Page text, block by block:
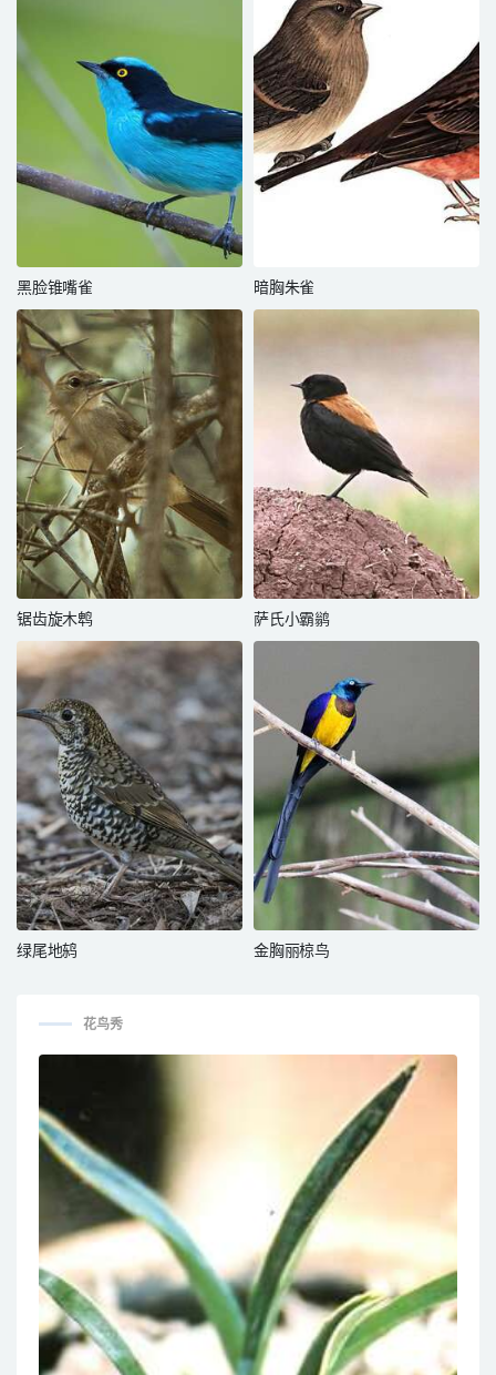
黑脸锥嘴雀 暗胸朱雀
锯齿旋木鹎 萨氏小霸鹟
绿尾地鸫 金胸丽椋鸟
花鸟秀